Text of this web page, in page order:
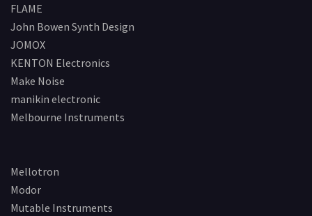
FLAME
John Bowen Synth Design
JOMOX
KENTON Electronics
Make Noise
manikin electronic
Melbourne Instruments
Mellotron
Modor
Mutable Instruments